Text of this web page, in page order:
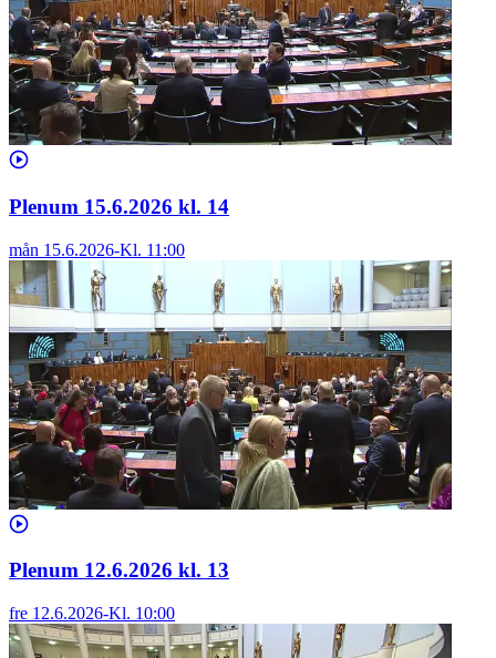
Plenum 15.6.2026 kl. 14
mån 15.6.2026-Kl. 11:00
Plenum 12.6.2026 kl. 13
fre 12.6.2026-Kl. 10:00